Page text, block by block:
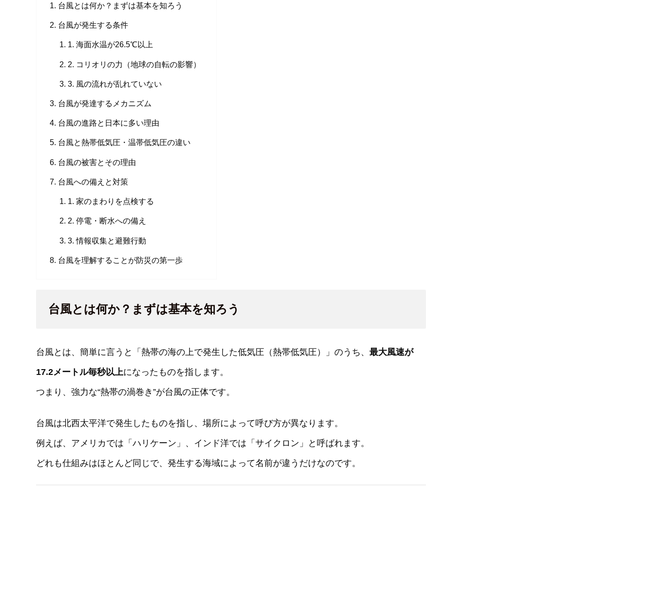
台風とは何か？まずは基本を知ろう
台風が発生する条件
1. 海面水温が26.5℃以上
2. コリオリの力（地球の自転の影響）
3. 風の流れが乱れていない
台風が発達するメカニズム
台風の進路と日本に多い理由
台風と熱帯低気圧・温帯低気圧の違い
台風の被害とその理由
台風への備えと対策
1. 家のまわりを点検する
2. 停電・断水への備え
3. 情報収集と避難行動
台風を理解することが防災の第一歩
台風とは何か？まずは基本を知ろう
台風とは、簡単に言うと「熱帯の海の上で発生した低気圧（熱帯低気圧）」のうち、 最大風速が
17.2メートル毎秒以上になったものを指します。
つまり、強力な“熱帯の渦巻き”が台風の正体です。
台風は北西太平洋で発生したものを指し、場所によって呼び方が異なります。
例えば、アメリカでは「ハリケーン」、インド洋では「サイクロン」と呼ばれます。
どれも仕組みはほとんど同じで、発生する海域によって名前が違うだけなのです。